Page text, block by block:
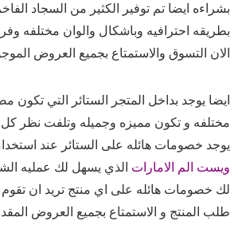
بشراءه ايضا تم توفير الكثير من السجاد
بطريقه احترافيه وباشكال والوان مختلفه
الان التسوق والاستمتاع بجميع العروض
ايضا يوجد بداخل المتجر الستائر التي تكون
مختلفه و تكون مميزه وجميله وتلفت نظر كل
يوجد خصومات هائله على الستائر عند
ويست الم الامارات الذي يسهل لك عمليه
لك خصومات هائله على اي منتج تريد ان تقوم
طلب المنتج و الاستمتاع بجميع العروض